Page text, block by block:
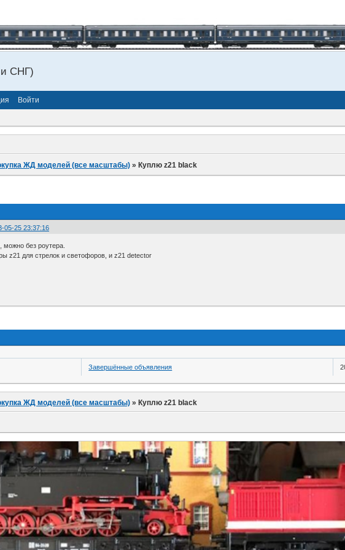
СНГ)
Войти
ЖД моделей (все масштабы) »Куплю z21 black
05-25 23:37:16
можно без роутера.
z21 для стрелок и светофоров, и z21 detector
Завершённые объявления
ЖД моделей (все масштабы) »Куплю z21 black